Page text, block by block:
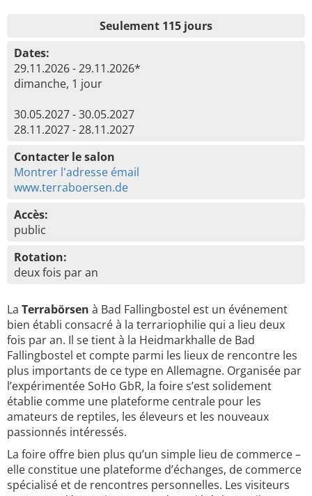
Seulement 115 jours
Dates:
29.11.2026 - 29.11.2026*
dimanche, 1 jour
30.05.2027 - 30.05.2027
28.11.2027 - 28.11.2027
Contacter le salon
Montrer l'adresse émail
www.terraboersen.de
Accès:
public
Rotation:
deux fois par an
La Terrabörsen à Bad Fallingbostel est un événement
bien établi consacré à la terrariophilie qui a lieu deux
fois par an. Il se tient à la Heidmarkhalle de Bad
Fallingbostel et compte parmi les lieux de rencontre les
plus importants de ce type en Allemagne. Organisée par
l’expérimentée SoHo GbR, la foire s’est solidement
établie comme une plateforme centrale pour les
amateurs de reptiles, les éleveurs et les nouveaux
passionnés intéressés.
La foire offre bien plus qu’un simple lieu de commerce –
elle constitue une plateforme d’échanges, de commerce
spécialisé et de rencontres personnelles. Les visiteurs